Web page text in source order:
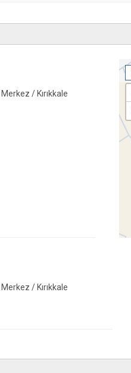
/ Kırıkkale
/ Kırıkkale